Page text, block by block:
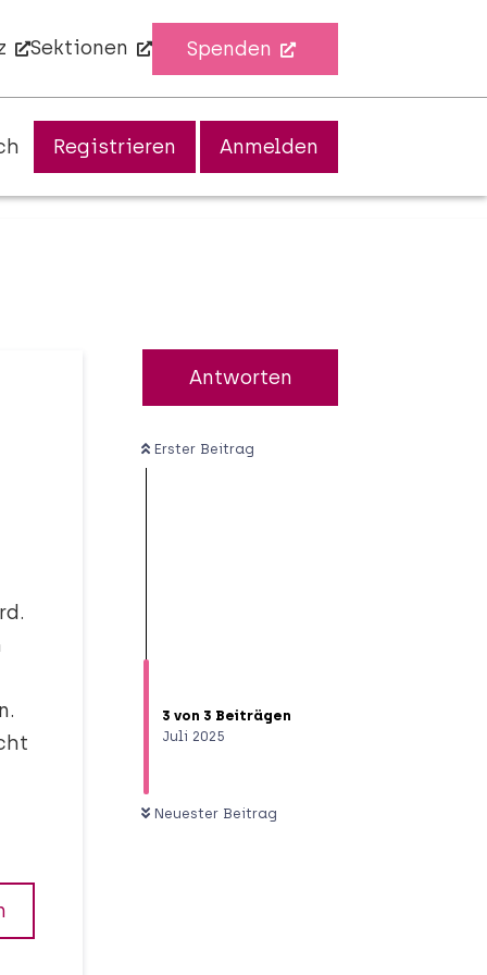
Sektionen Spenden
Registrieren Anmelden
Antworten
Erster Beitrag
3 von 3 Beiträgen
Juli 2025
Neuester Beitrag